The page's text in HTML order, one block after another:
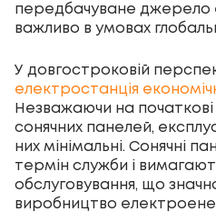
передбачуване джерело
важливо в умовах
У довгостроковій
електростанція
Незважаючи на початкові
сонячних панелей,
них мінімальні. Сонячні
термін служби і
обслуговування, що
виробництво